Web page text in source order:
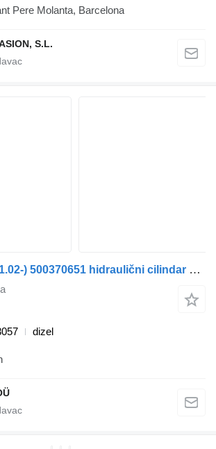
Pere Molanta, Barcelona
S.L.
IVECO Stralis (01.02-) 500370651 hidraulični cilindar za IVECO Stralis, Trakker (2002-) tegljača
dizel